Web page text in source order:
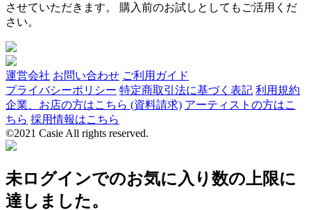
させていただきます。 購入前のお試しとしてもご活用くだ
さい。
運営会社 お問い合わせ ご利用ガイド
プライバシーポリシー 特定商取引法に基づく表記 利用規約
企業、お店の方はこちら (資料請求) アーティストの方はこ
ちら 採用情報はこちら
©2021 Casie All rights reserved.
未ログインでのお気に入り数の上限に
達しました。